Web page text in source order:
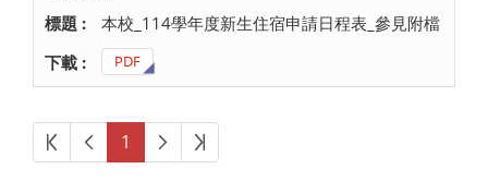
本校_114學年度新生住宿申請日程表_參見附檔
PDF
第一頁上一頁
1 下一頁最後頁